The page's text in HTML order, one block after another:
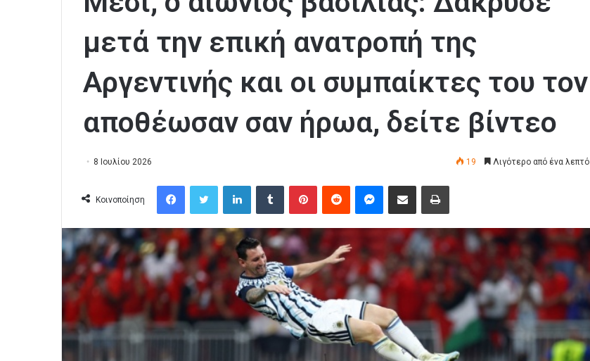
μετά την επική ανατροπή της
Αργεντινής και οι συμπαίκτες του τον
αποθέωσαν σαν ήρωα, δείτε βίντεο
8 Ιουλίου 2026 19 Λιγότερο από ένα λεπτό
Κοινοποίηση